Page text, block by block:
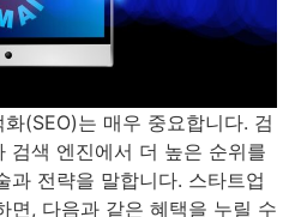
(SEO)는 매우 중요합니다. 검
검색 엔진에서 더 높은 순위를
과 전략을 말합니다. 스타트업
면, 다음과 같은 혜택을 누릴 수